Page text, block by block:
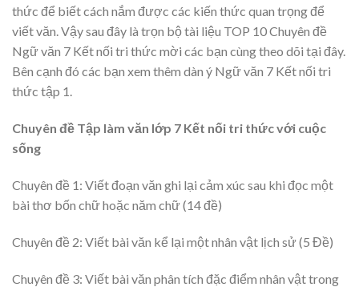
thức để biết cách nắm được các kiến thức quan trọng để
viết văn. Vậy sau đây là trọn bộ tài liệu TOP 10 Chuyên đề
Ngữ văn 7 Kết nối tri thức mời các bạn cùng theo dõi tại đây.
Bên cạnh đó các bạn xem thêm dàn ý Ngữ văn 7 Kết nối tri
thức tập 1.
Chuyên đề Tập làm văn lớp 7 Kết nối tri thức với cuộc
sống
Chuyên đề 1: Viết đoạn văn ghi lại cảm xúc sau khi đọc một
bài thơ bốn chữ hoặc năm chữ (14 đề)
Chuyên đề 2: Viết bài văn kể lại một nhân vật lịch sử (5 Đề)
Chuyên đề 3: Viết bài văn phân tích đặc điểm nhân vật trong